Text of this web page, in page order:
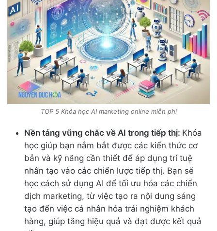
TOP 5 Khóa học AI marketing online miễn phí
Nền tảng vững chắc về AI trong tiếp thị: Khóa
học giúp bạn nắm bắt được các kiến thức cơ
bản và kỹ năng cần thiết để áp dụng trí tuệ
nhân tạo vào các chiến lược tiếp thị. Bạn sẽ
học cách sử dụng AI để tối ưu hóa các chiến
dịch marketing, từ việc tạo ra nội dung sáng
tạo đến việc cá nhân hóa trải nghiệm khách
hàng, giúp tăng hiệu quả và đạt được kết quả